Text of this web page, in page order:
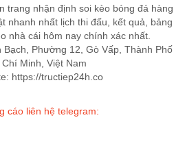
trang nhận định soi kèo bóng đá hàng
nhanh nhất lịch thi đấu, kết quả, bảng
nhà cái hôm nay chính xác nhất.
Phường 12, Gò Vấp, Thành Phố
Chí Minh, Việt Nam
https://tructiep24h.co
cáo liên hệ telegram: